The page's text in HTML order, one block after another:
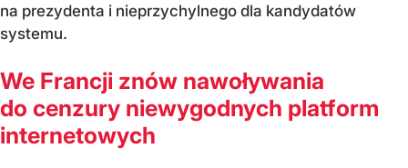
na prezydenta i nieprzychylnego dla kandydatów
systemu.
We Francji znów nawoływania
do cenzury niewygodnych platform
internetowych